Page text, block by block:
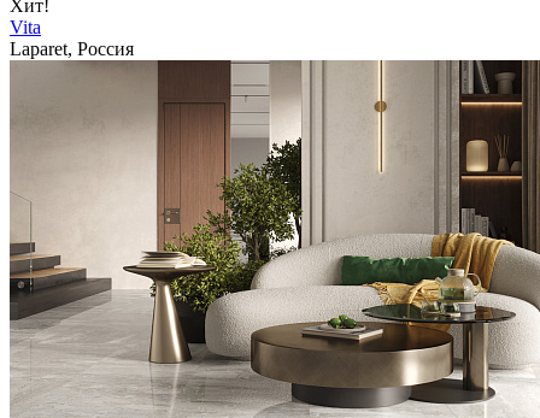
Хит!
Vita
Laparet, Россия